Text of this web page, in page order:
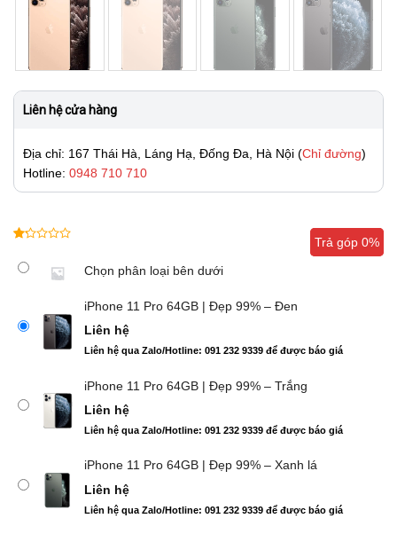
Liên hệ cửa hàng
Địa chỉ: 167 Thái Hà, Láng Hạ, Đống Đa, Hà Nội (Chỉ đường)
Hotline: 0948 710 710
trên
đánh
Trả góp 0%
Chọn phân loại bên dưới
iPhone 11 Pro 64GB | Đẹp 99% – Đen
Liên hệ
Liên hệ qua Zalo/Hotline: 091 232 9339 để được báo giá
iPhone 11 Pro 64GB | Đẹp 99% – Trắng
Liên hệ
Liên hệ qua Zalo/Hotline: 091 232 9339 để được báo giá
iPhone 11 Pro 64GB | Đẹp 99% – Xanh lá
Liên hệ
Liên hệ qua Zalo/Hotline: 091 232 9339 để được báo giá
Trả góp 0%